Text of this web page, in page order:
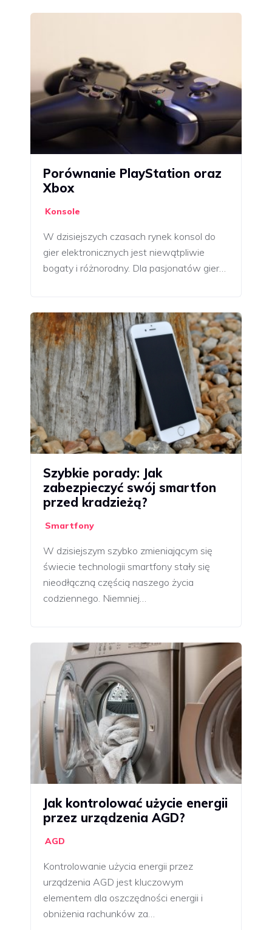
Porównanie PlayStation oraz
Xbox
Konsole
W dzisiejszych czasach rynek konsol do
gier elektronicznych jest niewątpliwie
bogaty i różnorodny. Dla pasjonatów gier…
Szybkie porady: Jak
zabezpieczyć swój smartfon
przed kradzieżą?
Smartfony
W dzisiejszym szybko zmieniającym się
świecie technologii smartfony stały się
nieodłączną częścią naszego życia
codziennego. Niemniej…
Jak kontrolować użycie energii
przez urządzenia AGD?
AGD
Kontrolowanie użycia energii przez
urządzenia AGD jest kluczowym
elementem dla oszczędności energii i
obniżenia rachunków za…